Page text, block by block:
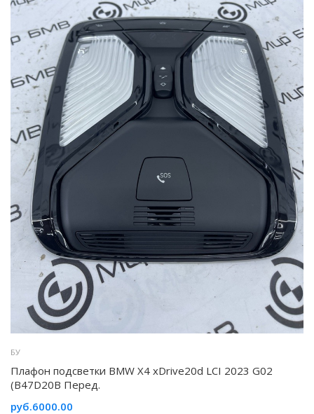
БУ
Плафон подсветки BMW X4 xDrive20d LCI 2023 G02
(B47D20B Перед.
руб.6000.00